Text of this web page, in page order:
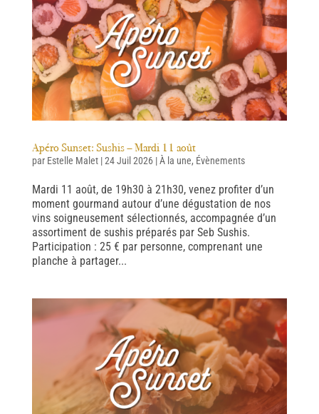
Apéro Sunset: Sushis – Mardi 11 août
par Estelle Malet|24 Juil 2026|À la une, Évènements
Mardi 11 août, de 19h30 à 21h30, venez profiter d’un
moment gourmand autour d’une dégustation de nos
vins soigneusement sélectionnés, accompagnée d’un
assortiment de sushis préparés par Seb Sushis.
Participation : 25 € par personne, comprenant une
planche à partager...